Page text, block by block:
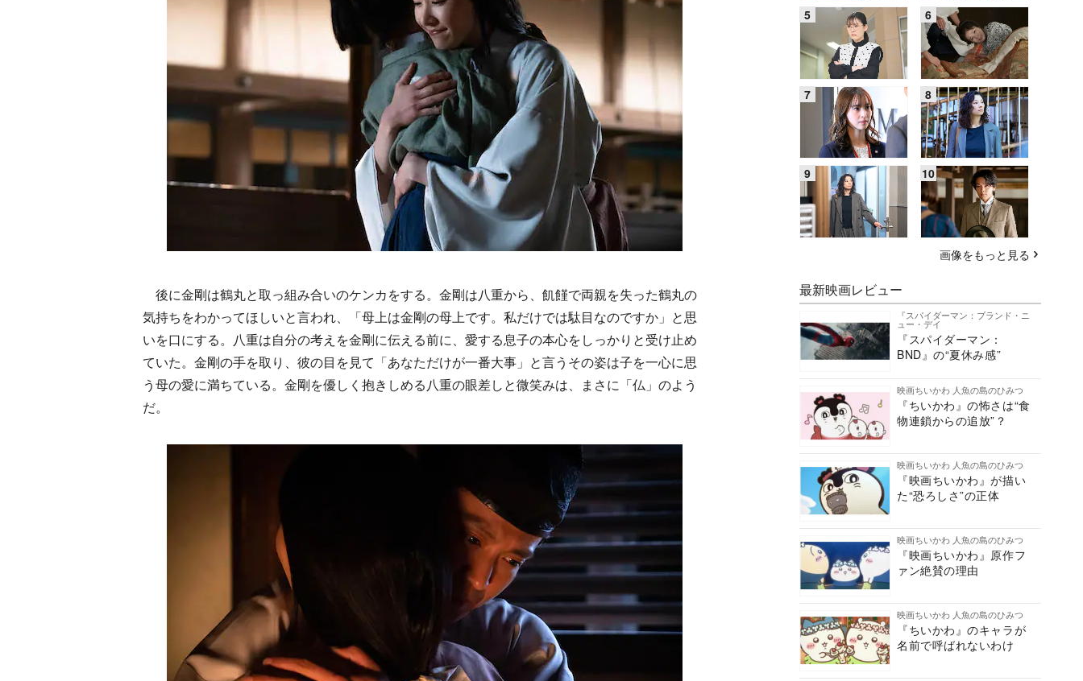
後に金剛は鶴丸と取っ組み合いのケンカをする。金剛は八重から、飢饉で両親を失った鶴丸の
気持ちをわかってほしいと言われ、「母上は金剛の母上です。私だけでは駄目なのですか」と思
いを口にする。八重は自分の考えを金剛に伝える前に、愛する息子の本心をしっかりと受け止め
ていた。金剛の手を取り、彼の目を見て「あなただけが一番大事」と言うその姿は子を一心に思
う母の愛に満ちている。金剛を優しく抱きしめる八重の眼差しと微笑みは、まさに「仏」のよう
だ。
画像をもっと見る
最新映画レビュー
『スパイダーマン：ブランド・ニ
ュー・デイ
『スパイダーマン：
BND』の“夏休み感”
映画ちいかわ 人魚の島のひみつ
『ちいかわ』の怖さは“食
物連鎖からの追放”？
映画ちいかわ 人魚の島のひみつ
『映画ちいかわ』が描い
た“恐ろしさ”の正体
映画ちいかわ 人魚の島のひみつ
『映画ちいかわ』原作フ
ァン絶賛の理由
映画ちいかわ 人魚の島のひみつ
『ちいかわ』のキャラが
名前で呼ばれないわけ